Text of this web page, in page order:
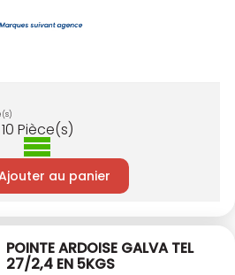
10 Pièce(s)
au panier
POINTE ARDOISE GALVA TEL
27/2,4 EN 5KGS